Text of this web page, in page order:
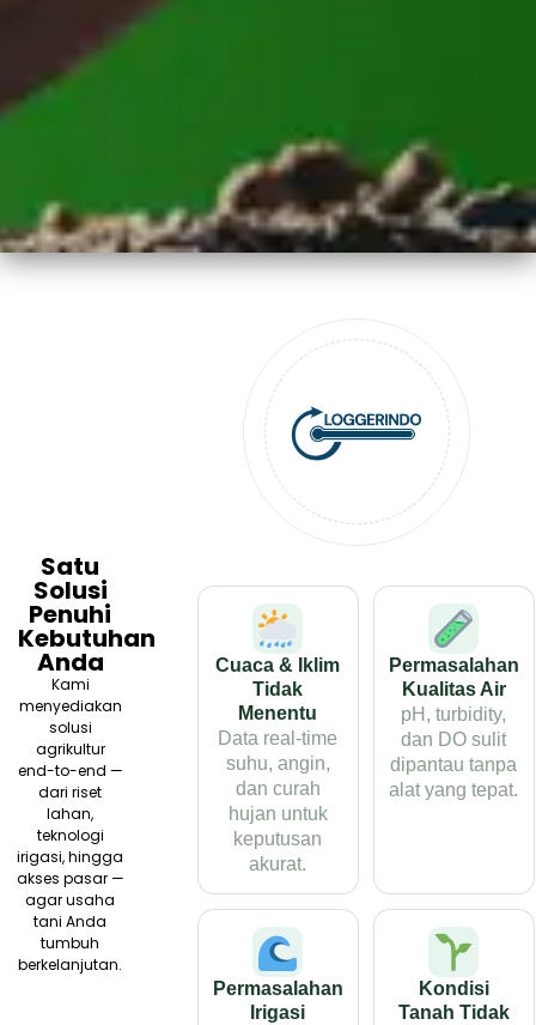
Satu
Solusi
Penuhi
Kebutuhan
Anda
Kami
menyediakan
solusi
agrikultur
end-to-end —
dari riset
lahan,
teknologi
irigasi, hingga
akses pasar —
agar usaha
tani Anda
tumbuh
berkelanjutan.
Cuaca & Iklim
Tidak
Menentu
Data real-time
suhu, angin,
dan curah
hujan untuk
keputusan
akurat.
Permasalahan
Kualitas Air
pH, turbidity,
dan DO sulit
dipantau tanpa
alat yang tepat.
Permasalahan
Irigasi
Kondisi
Tanah Tidak